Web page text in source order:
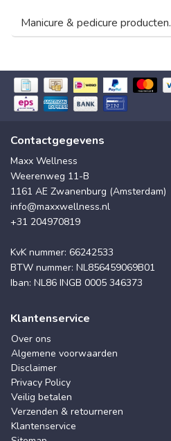
Manicure & pedicure producten.
Contactgegevens
Maxx Wellness
Weerenweg 11-B
1161 AE Zwanenburg (Amsterdam)
info@maxxwellness.nl
+31 204970819
KvK nummer: 66242533
BTW nummer: NL856459069B01
Iban: NL86 INGB 0005 346373
Klantenservice
Over ons
Algemene voorwaarden
Disclaimer
Privacy Policy
Veilig betalen
Verzenden & retourneren
Klantenservice